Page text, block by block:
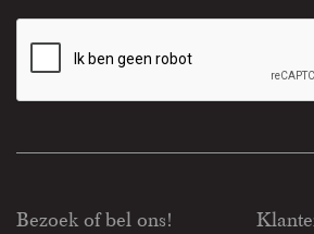
Bezoek of bel ons!